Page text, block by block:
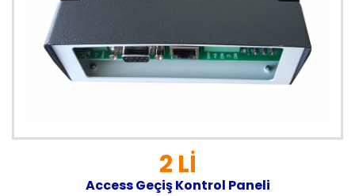
2 Lİ
Access Geçiş Kontrol Paneli